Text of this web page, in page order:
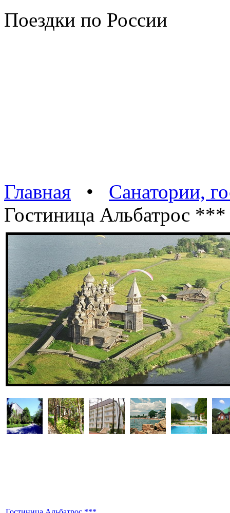
Поездки по России
Главная • Санатории,
Гостиница Альбатрос ***